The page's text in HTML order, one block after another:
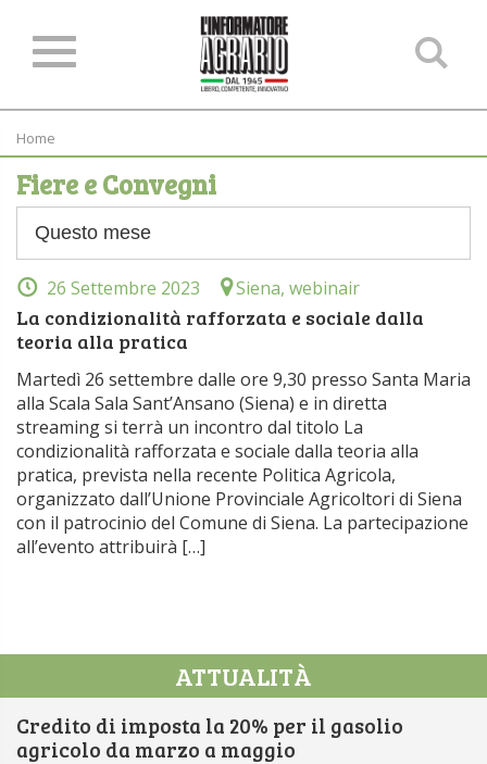
Home
Fiere e Convegni
26 Settembre 2023 Siena, webinair
La condizionalità rafforzata e sociale dalla
teoria alla pratica
Martedì 26 settembre dalle ore 9,30 presso Santa Maria
alla Scala Sala Sant’Ansano (Siena) e in diretta
streaming si terrà un incontro dal titolo La
condizionalità rafforzata e sociale dalla teoria alla
pratica, prevista nella recente Politica Agricola,
organizzato dall’Unione Provinciale Agricoltori di Siena
con il patrocinio del Comune di Siena. La partecipazione
all’evento attribuirà […]
ATTUALITÀ
Credito di imposta la 20% per il gasolio
agricolo da marzo a maggio